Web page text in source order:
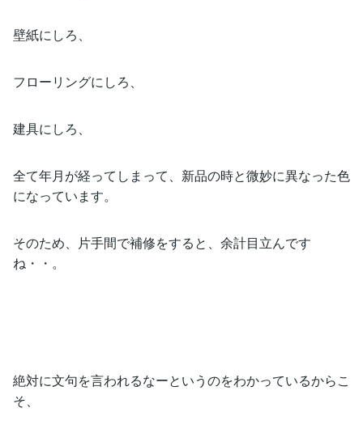
壁紙にしろ、
フローリングにしろ、
建具にしろ、
全て年月が経ってしまって、新品の時と微妙に異なった色
になっています。
そのため、片手間で補修をすると、余計目立んです
ね・・。
絶対に文句を言われるなーというのをわかっているからこ
そ、